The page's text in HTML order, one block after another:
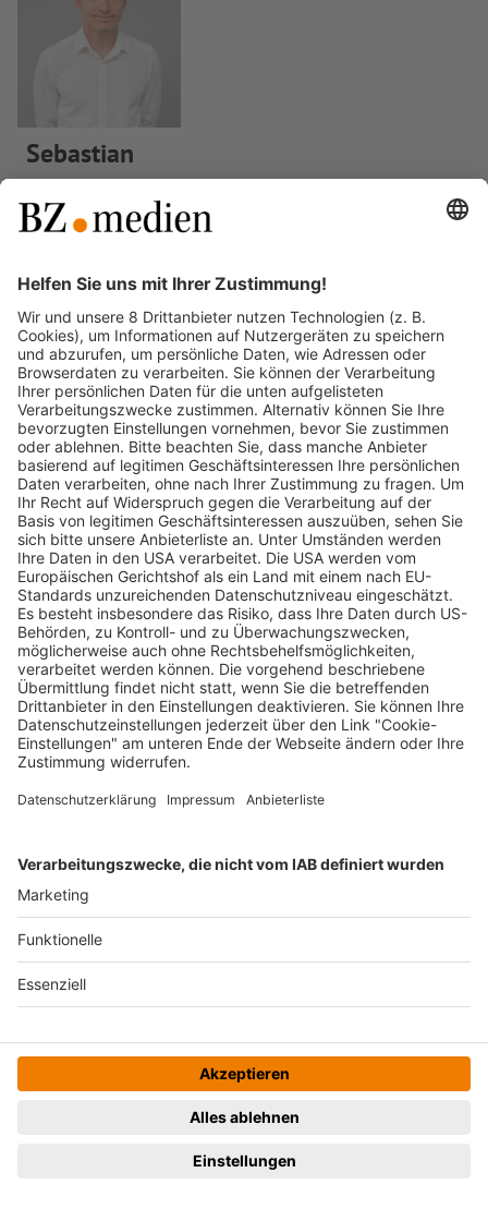
Sebastian
Raphaela
bornemann 17.10.2024
Peter
bornemann 17.10.2024
Nina
bornemann
Jonas